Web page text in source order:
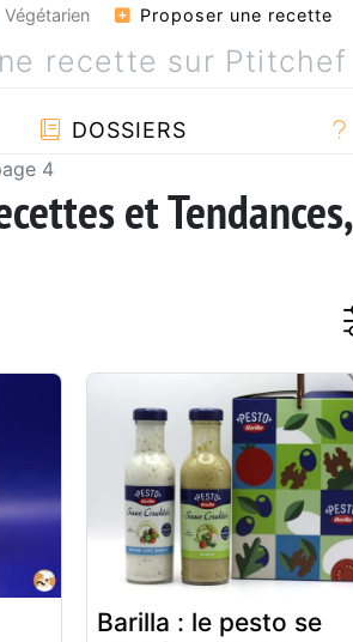
Végétarien Proposer une recette
DOSSIERS
4
et Tendances,
Barilla : le pesto se